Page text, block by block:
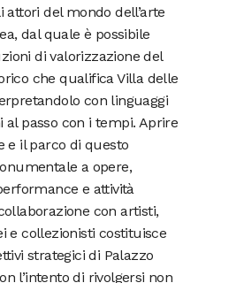
attori del mondo dell’arte
dal quale è possibile
di valorizzazione del
che qualifica Villa delle
con linguaggi
al passo con i tempi. Aprire
e il parco di questo
a opere,
e attività
con artisti,
e collezionisti costituisce
strategici di Palazzo
l’intento di rivolgersi non